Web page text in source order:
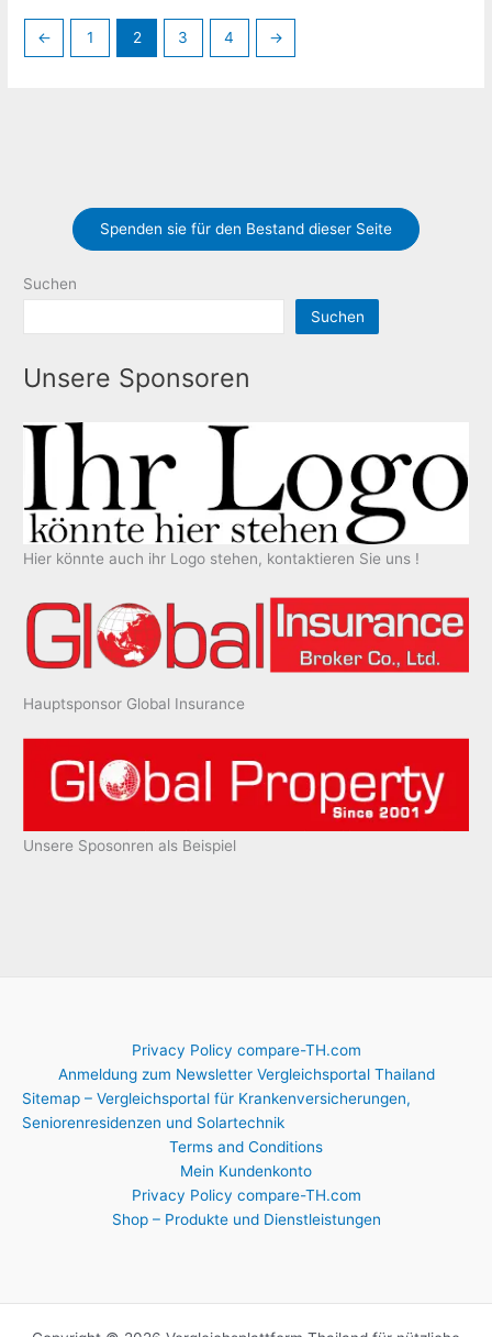
← 1 2 3 4 →
Spenden sie für den Bestand dieser Seite
Suchen
Suchen
Unsere Sponsoren
Hier könnte auch ihr Logo stehen, kontaktieren Sie uns !
Hauptsponsor Global Insurance
Unsere Sposonren als Beispiel
Privacy Policy compare-TH.com
Anmeldung zum Newsletter Vergleichsportal Thailand
Sitemap – Vergleichsportal für Krankenversicherungen,
Seniorenresidenzen und Solartechnik
Terms and Conditions
Mein Kundenkonto
Privacy Policy compare-TH.com
Shop – Produkte und Dienstleistungen